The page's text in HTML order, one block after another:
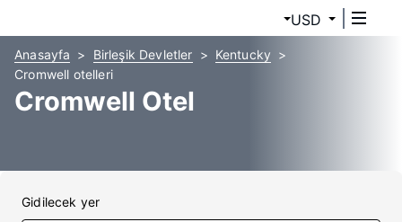
USD
Anasayfa Birleşik Devletler
Kentucky
Cromwell otelleri
Cromwell Otel
Gidilecek yer